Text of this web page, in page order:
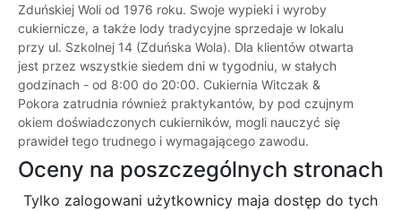
Zduńskiej Woli od 1976 roku. Swoje wypieki i wyroby
cukiernicze, a także lody tradycyjne sprzedaje w lokalu
przy ul. Szkolnej 14 (Zduńska Wola). Dla klientów otwarta
jest przez wszystkie siedem dni w tygodniu, w stałych
godzinach - od 8:00 do 20:00. Cukiernia Witczak &
Pokora zatrudnia również praktykantów, by pod czujnym
okiem doświadczonych cukierników, mogli nauczyć się
prawideł tego trudnego i wymagającego zawodu.
Oceny na poszczególnych stronach
Tylko zalogowani użytkownicy maja dostęp do tych